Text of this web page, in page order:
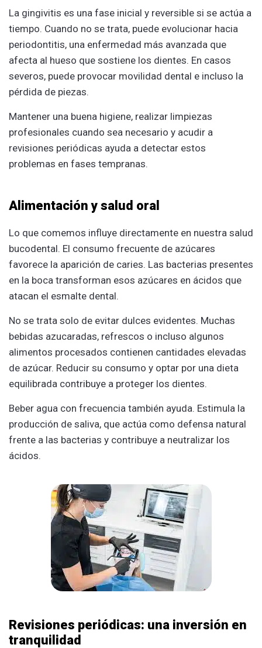
La gingivitis es una fase inicial y reversible si se actúa a
tiempo. Cuando no se trata, puede evolucionar hacia
periodontitis, una enfermedad más avanzada que
afecta al hueso que sostiene los dientes. En casos
severos, puede provocar movilidad dental e incluso la
pérdida de piezas.
Mantener una buena higiene, realizar limpiezas
profesionales cuando sea necesario y acudir a
revisiones periódicas ayuda a detectar estos
problemas en fases tempranas.
Alimentación y salud oral
Lo que comemos influye directamente en nuestra salud
bucodental. El consumo frecuente de azúcares
favorece la aparición de caries. Las bacterias presentes
en la boca transforman esos azúcares en ácidos que
atacan el esmalte dental.
No se trata solo de evitar dulces evidentes. Muchas
bebidas azucaradas, refrescos o incluso algunos
alimentos procesados contienen cantidades elevadas
de azúcar. Reducir su consumo y optar por una dieta
equilibrada contribuye a proteger los dientes.
Beber agua con frecuencia también ayuda. Estimula la
producción de saliva, que actúa como defensa natural
frente a las bacterias y contribuye a neutralizar los
ácidos.
Revisiones periódicas: una inversión en
tranquilidad